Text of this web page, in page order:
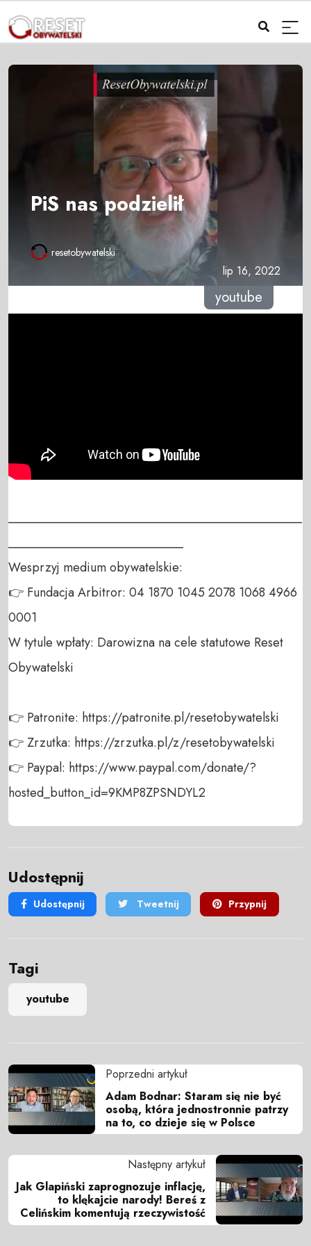
PiS nas podzielił
resetobywatelski
lip 16, 2022
youtube
_______________________________________________
____________________________
Wesprzyj medium obywatelskie:
👉 Fundacja Arbitror: 04 1870 1045 2078 1068 4966
0001
W tytule wpłaty: Darowizna na cele statutowe Reset
Obywatelski
👉 Patronite: https://patronite.pl/resetobywatelski
👉 Zrzutka: https://zrzutka.pl/z/resetobywatelski
👉 Paypal: https://www.paypal.com/donate/?
hosted_button_id=9KMP8ZPSNDYL2
Udostępnij
Udostępnij Tweetnij Przypnij
Tagi
youtube
Poprzedni artykuł
Adam Bodnar: Staram się nie być
osobą, która jednostronnie patrzy
na to, co dzieje się w Polsce
Następny artykuł
Jak Glapiński zaprognozuje inflację,
to klękajcie narody! Bereś z
Celińskim komentują rzeczywistość